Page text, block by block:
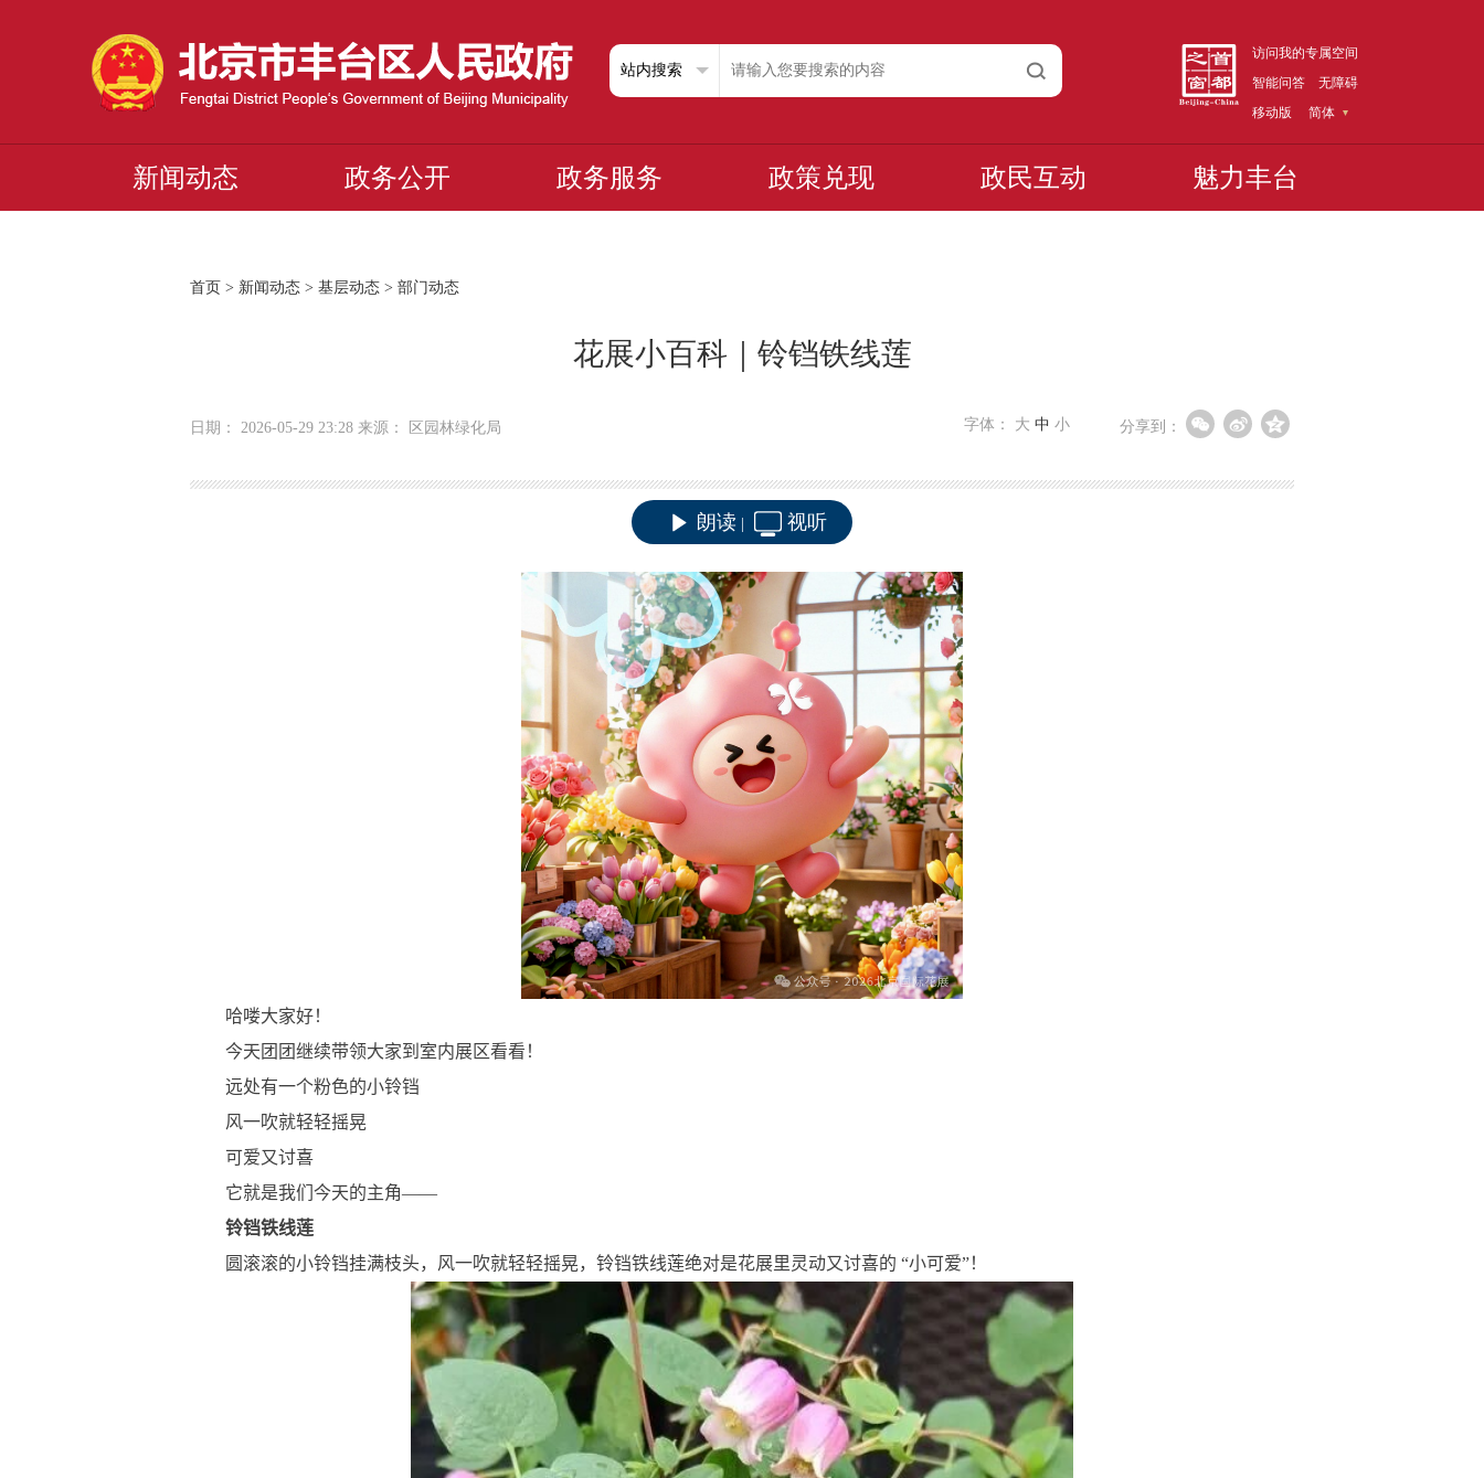
访问我的专属空间
智能问答
无障碍
移动版
简体
新闻动态 政务公开 政务服务 政策兑现 政民互动 魅力丰台
首页 > 新闻动态 > 基层动态 > 部门动态
花展小百科｜铃铛铁线莲
日期： 2026-05-29 23:28 来源： 区园林绿化局 分享到：
字体： 大 中 小
朗读 视听
哈喽大家好！
今天团团继续带领大家到室内展区看看！
远处有一个粉色的小铃铛
风一吹就轻轻摇晃
可爱又讨喜
它就是我们今天的主角——
铃铛铁线莲
圆滚滚的小铃铛挂满枝头，风一吹就轻轻摇晃，铃铛铁线莲绝对是花展里灵动又讨喜的 “小可爱”！